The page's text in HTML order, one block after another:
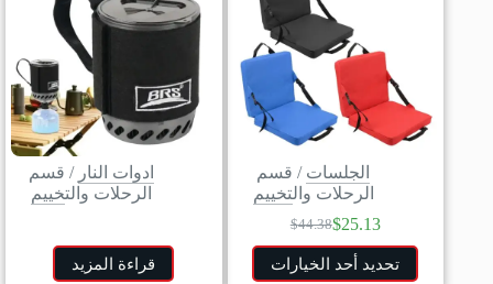
الجلسات / قسم
الرحلات والتخييم
$44.38$25.13
تحديد أحد الخيارات
ادوات النار / قسم
الرحلات والتخييم
قراءة المزيد